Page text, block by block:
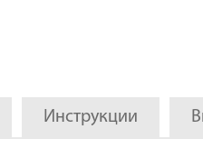
Инструкции